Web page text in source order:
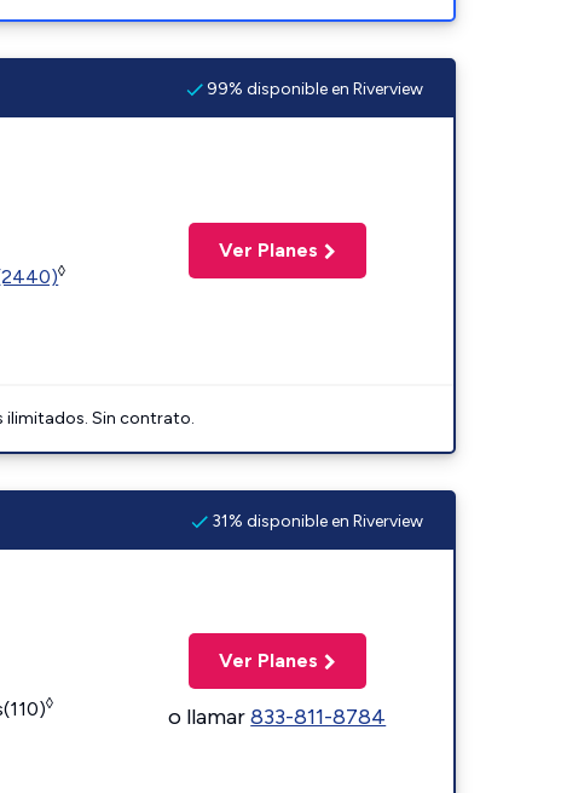
99% disponible en Riverview
◊
Ver Planes
ilimitados. Sin contrato.
31% disponible en Riverview
◊
Ver Planes
o llamar833-811-8784